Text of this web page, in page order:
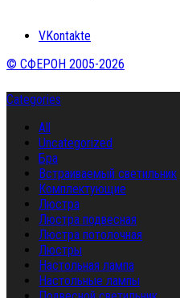
VKontakte
© СФЕРОН 2005-2026
Categories
All
Uncategorized
Бра
Встраиваемый светильник
Комплектующие
Люстра
Люстра подвесная
Люстра потолочная
Люстры
Настольная лампа
Настольные лампы